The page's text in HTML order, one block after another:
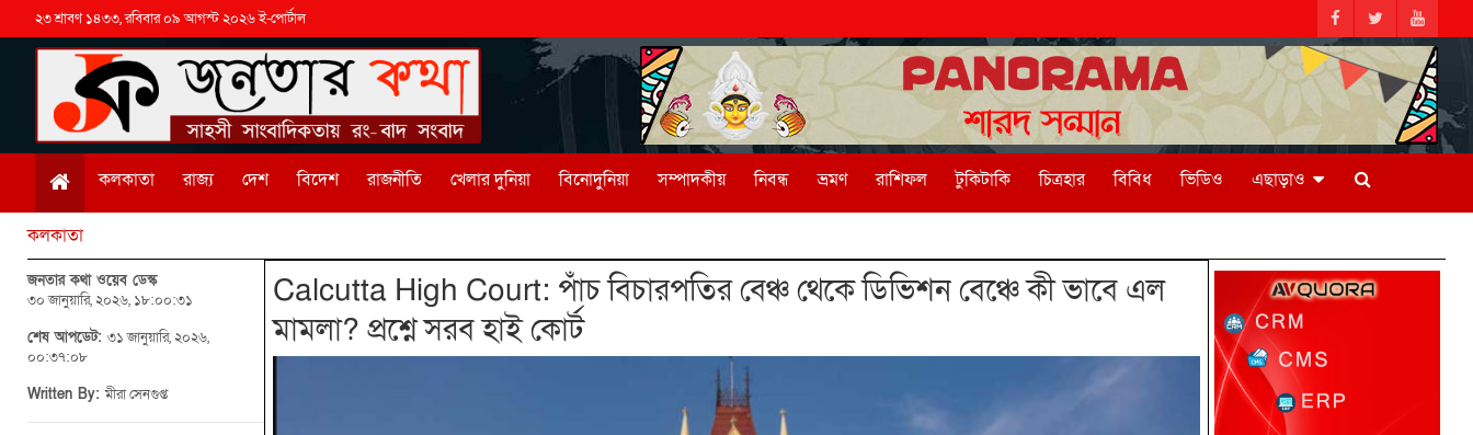
২৩ শ্রাবণ ১৪৩৩, রবিবার ০৯ আগস্ট ২০২৬ ই-পোর্টাল
কলকাতা রাজ্য দেশ বিদেশ রাজনীতি খেলার দুনিয়া বিনোদুনিয়া সম্পাদকীয় নিবন্ধ ভ্রমণ রাশিফল টুকিটাকি চিত্রহার বিবিধ ভিডিও এছাড়াও
কলকাতা
জনতার কথা ওয়েব ডেস্ক
৩০ জানুয়ারি, ২০২৬, ১৮:০০:৩১
শেষ আপডেট: ৩১ জানুয়ারি, ২০২৬,
০০:৩৭:০৮
Written By:মীরা সেনগুপ্ত
Calcutta High Court: পাঁচ বিচারপতির বেঞ্চ থেকে ডিভিশন বেঞ্চে কী ভাবে এল
মামলা? প্রশ্নে সরব হাই কোর্ট